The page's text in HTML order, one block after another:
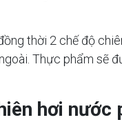
thời 2 chế độ
Thực phẩm sẽ
hơi nước